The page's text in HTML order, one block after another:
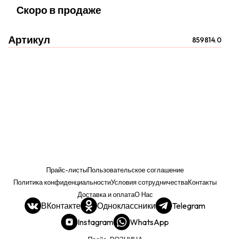
Скоро в продаже
Артикул 859814.0
Прайс-листыПользовательское соглашение
Политика конфиденциальностиУсловия сотрудничестваКонтакты
Доставка и оплатаО Нас
ВКонтакте Одноклассники
Telegram
Instagram
WhatsApp
Прайс. РОЗНИЦА